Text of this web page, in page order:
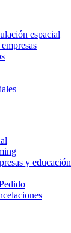
espacial
y educación